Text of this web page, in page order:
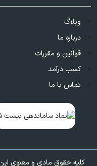
وبلاگ
درباره ما
قوانین و مقررات
کسب درآمد
تماس با ما
کلیه حقوق مادی و معنوی